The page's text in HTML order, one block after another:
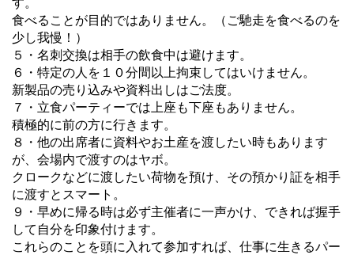
食べることが目的ではありません。（ご馳走を食べるのを
少し我慢！）
５・名刺交換は相手の飲食中は避けます。
６・特定の人を１０分間以上拘束してはいけません。
新製品の売り込みや資料出しはご法度。
７・立食パーティーでは上座も下座もありません。
積極的に前の方に行きます。
８・他の出席者に資料やお土産を渡したい時もあります
が、会場内で渡すのはヤボ。
クロークなどに渡したい荷物を預け、その預かり証を相手
に渡すとスマート。
９・早めに帰る時は必ず主催者に一声かけ、できれば握手
して自分を印象付けます。
これらのことを頭に入れて参加すれば、仕事に生きるパー